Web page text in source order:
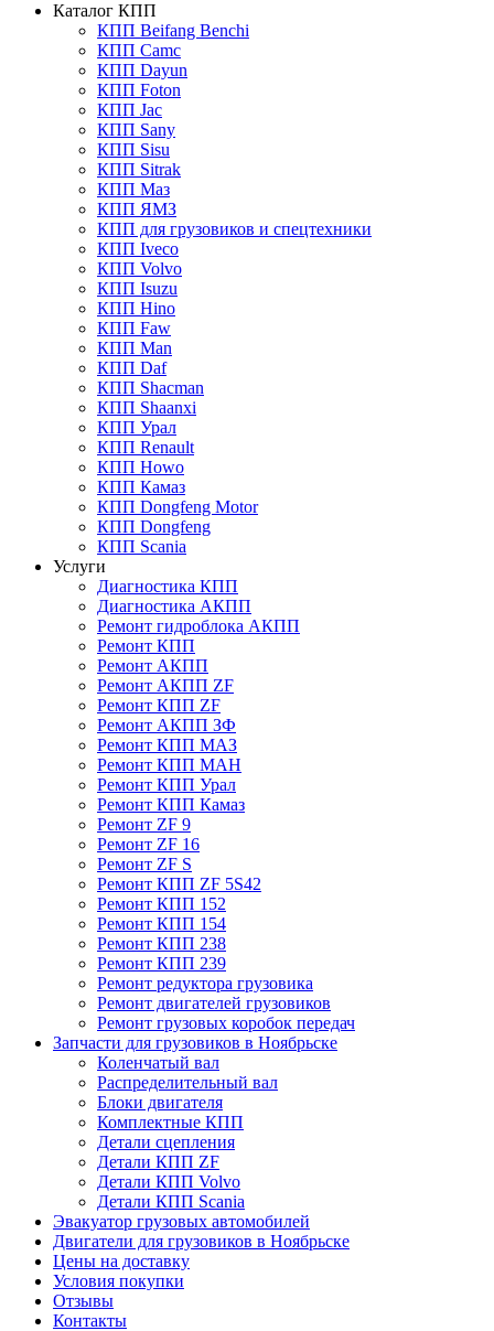
Каталог КПП
КПП Beifang Benchi
КПП Camc
КПП Dayun
КПП Foton
КПП Jac
КПП Sany
КПП Sisu
КПП Sitrak
КПП Маз
КПП ЯМЗ
КПП для грузовиков и спецтехники
КПП Iveco
КПП Volvo
КПП Isuzu
КПП Hino
КПП Faw
КПП Man
КПП Daf
КПП Shacman
КПП Shaanxi
КПП Урал
КПП Renault
КПП Howo
КПП Камаз
КПП Dongfeng Motor
КПП Dongfeng
КПП Scania
Услуги
Диагностика КПП
Диагностика АКПП
Ремонт гидроблока АКПП
Ремонт КПП
Ремонт АКПП
Ремонт АКПП ZF
Ремонт КПП ZF
Ремонт АКПП ЗФ
Ремонт КПП МАЗ
Ремонт КПП МАН
Ремонт КПП Урал
Ремонт КПП Камаз
Ремонт ZF 9
Ремонт ZF 16
Ремонт ZF S
Ремонт КПП ZF 5S42
Ремонт КПП 152
Ремонт КПП 154
Ремонт КПП 238
Ремонт КПП 239
Ремонт редуктора грузовика
Ремонт двигателей грузовиков
Ремонт грузовых коробок передач
Запчасти для грузовиков в Ноябрьске
Коленчатый вал
Распределительный вал
Блоки двигателя
Комплектные КПП
Детали сцепления
Детали КПП ZF
Детали КПП Volvo
Детали КПП Scania
Эвакуатор грузовых автомобилей
Двигатели для грузовиков в Ноябрьске
Цены на доставку
Условия покупки
Отзывы
Контакты